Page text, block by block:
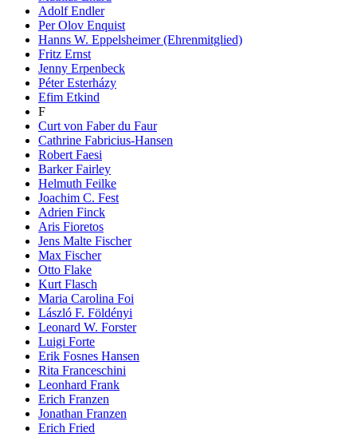
Adolf Endler
Per Olov Enquist
Hanns W. Eppelsheimer (Ehrenmitglied)
Fritz Ernst
Jenny Erpenbeck
Péter Esterházy
Efim Etkind
F
Curt von Faber du Faur
Cathrine Fabricius-Hansen
Robert Faesi
Barker Fairley
Helmuth Feilke
Joachim C. Fest
Adrien Finck
Aris Fioretos
Jens Malte Fischer
Max Fischer
Otto Flake
Kurt Flasch
Maria Carolina Foi
László F. Földényi
Leonard W. Forster
Luigi Forte
Erik Fosnes Hansen
Rita Franceschini
Leonhard Frank
Erich Franzen
Jonathan Franzen
Erich Fried